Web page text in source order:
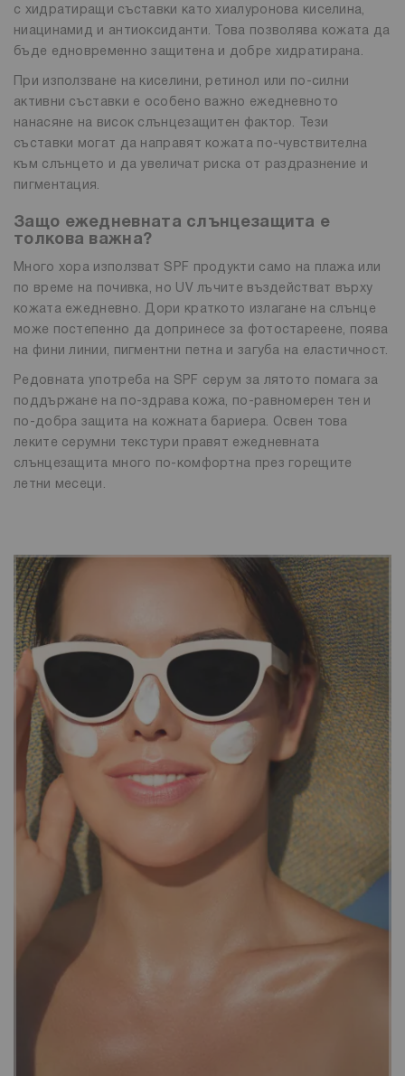
с хидратиращи съставки като хиалуронова киселина,
ниацинамид и антиоксиданти. Това позволява кожата да
бъде едновременно защитена и добре хидратирана.
При използване на киселини, ретинол или по-силни
активни съставки е особено важно ежедневното
нанасяне на висок слънцезащитен фактор. Тези
съставки могат да направят кожата по-чувствителна
към слънцето и да увеличат риска от раздразнение и
пигментация.
Защо ежедневната слънцезащита е
толкова важна?
Много хора използват SPF продукти само на плажа или
по време на почивка, но UV лъчите въздействат върху
кожата ежедневно. Дори краткото излагане на слънце
може постепенно да допринесе за фотостареене, поява
на фини линии, пигментни петна и загуба на еластичност.
Редовната употреба на SPF серум за лятото помага за
поддържане на по-здрава кожа, по-равномерен тен и
по-добра защита на кожната бариера. Освен това
леките серумни текстури правят ежедневната
слънцезащита много по-комфортна през горещите
летни месеци.